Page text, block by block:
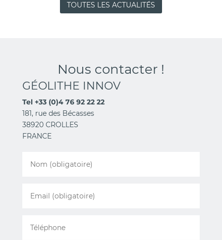
TOUTES LES ACTUALITÉS
Nous contacter !
GÉOLITHE INNOV
Tel +33 (0)4 76 92 22 22
181, rue des Bécasses
38920 CROLLES
FRANCE